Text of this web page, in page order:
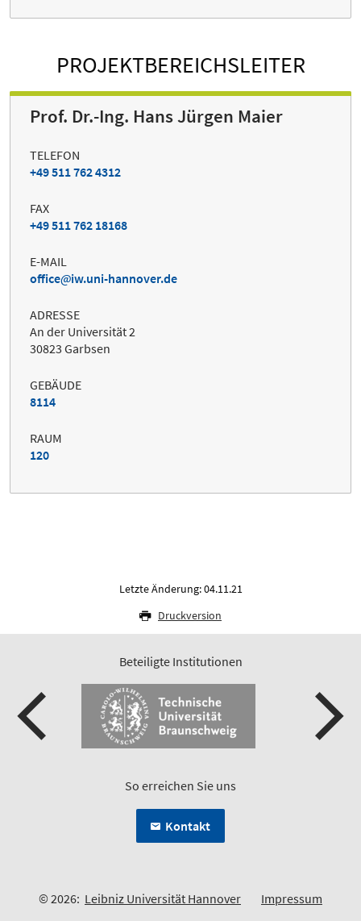
PROJEKTBEREICHSLEITER
Prof. Dr.-Ing. Hans Jürgen Maier
TELEFON
+49 511 762 4312
FAX
+49 511 762 18168
E-MAIL
office
iw.uni-hannover.de
ADRESSE
An der Universität 2
30823 Garbsen
GEBÄUDE
8114
RAUM
120
Letzte Änderung: 04.11.21
Druckversion
Beteiligte Institutionen
So erreichen Sie uns
Kontakt
© 2026: Leibniz Universität Hannover
Impressum